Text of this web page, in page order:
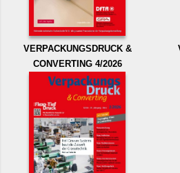
VERPACKUNGSDRUCK &
CONVERTING 4/2026